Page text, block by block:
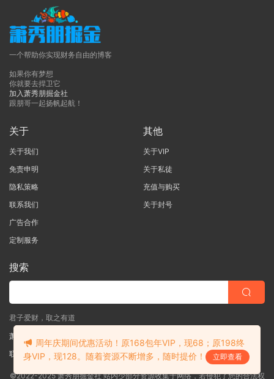
一个帮助你实现财务自由的博客
如果你有梦想
你就要去捍卫它
加入萧秀朋掘金社
跟朋哥一起扬帆起航！
关于
关于我们
免责申明
隐私策略
联系我们
广告合作
定制服务
其他
关于VIP
关于私徒
充值与购买
关于封号
搜索
君子爱财，取之有道
萧秀朋掘金社
联系客服(说明需求，勿问在否)
©2022-2025 萧秀朋掘金社 站内少部分资源收集于网络，若侵犯了您的合法权
周年庆期间优惠活动！原168包年VIP，现68；原198终
身VIP，现128。随着资源不断增多，随时提价！
立即查看